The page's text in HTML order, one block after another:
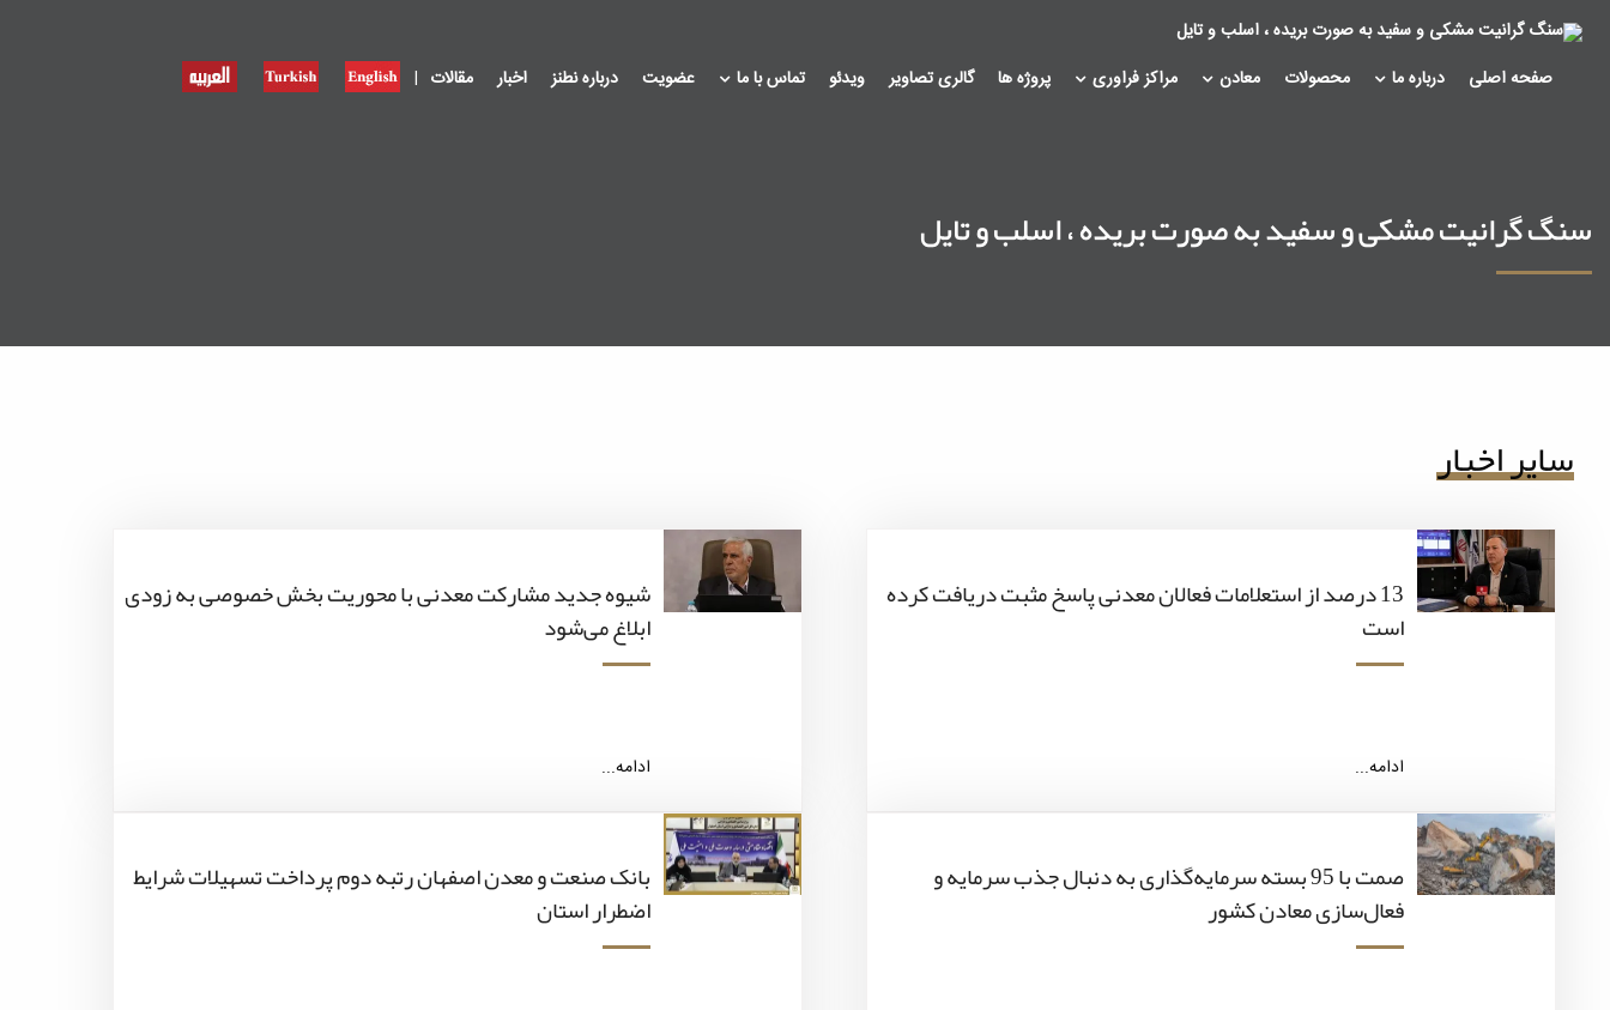
صفحه اصلی درباره ما محصولات معادن مراکز فراوری پروژه ها گالری تصاویر ویدئو تماس با ما عضویت درباره نطنز اخبار مقالات |
سنگ گرانیت مشکی و سفید به صورت بریده ، اسلب و تایل
سایر اخبار
13 درصد از استعلامات فعالان معدنی پاسخ مثبت دریافت کرده
است
ادامه...
شیوه جدید مشارکت معدنی با محوریت بخش خصوصی به زودی
ابلاغ می‌شود
ادامه...
صمت با 95 بسته سرمایه‌گذاری به دنبال جذب سرمایه و
فعال‌سازی معادن کشور
بانک صنعت و معدن اصفهان رتبه دوم پرداخت تسهیلات شرایط
اضطرار استان